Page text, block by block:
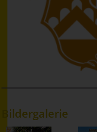
Bildergalerie